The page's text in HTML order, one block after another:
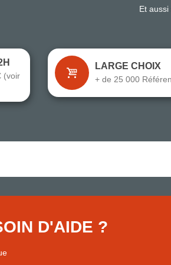
Et
(voir
LARGE CHOIX
+ de 25 000
D'AIDE ?